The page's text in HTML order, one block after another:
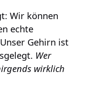
Wir können
echte
Gehirn ist
Wer
wirklich